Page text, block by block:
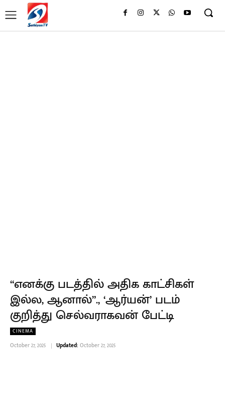
“எனக்கு படத்தில் அதிக காட்சிகள்
இல்ல, ஆனால்”., ‘ஆர்யன்’ படம்
குறித்து செல்வராகவன் பேட்டி
CINEMA
October 27, 2025 Updated: October 27, 2025